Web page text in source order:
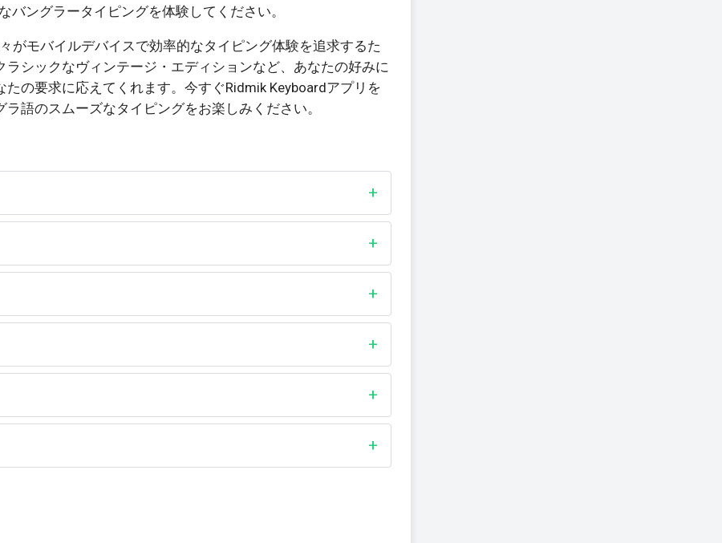
ングラータイピングを体験してください。
がモバイルデバイスで効率的なタイピング体験を追求するた
シックなヴィンテージ・エディションなど、あなたの好みに
の要求に応えてくれます。今すぐRidmik Keyboardアプリを
語のスムーズなタイピングをお楽しみください。